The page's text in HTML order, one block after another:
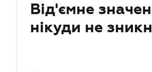
Від'ємне
нікуди не